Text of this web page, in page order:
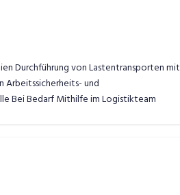
Durchführung von Lastentransporten mit
Arbeitssicherheits- und
Bei Bedarf Mithilfe im Logistikteam